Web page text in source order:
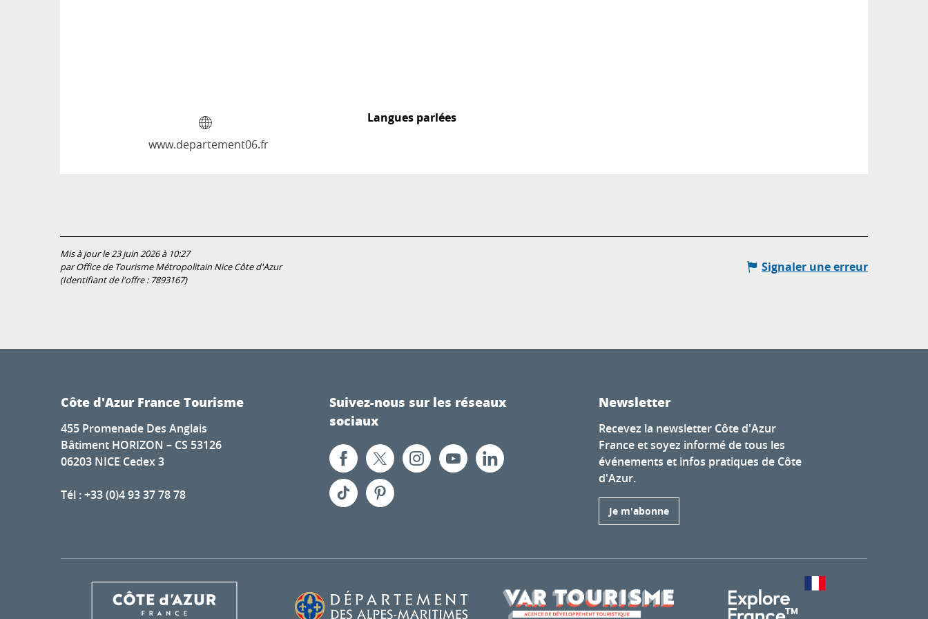
www.departement06.fr
Langues parlées
Langues parlées
Mis à jour le 23 juin 2026 à 10:27
par Office de Tourisme Métropolitain Nice Côte d'Azur
(Identifiant de l'offre : 7893167)
Signaler une erreur
Côte d'Azur France Tourisme
455 Promenade Des Anglais
Bâtiment HORIZON – CS 53126
06203 NICE Cedex 3
Tél : +33 (0)4 93 37 78 78
Suivez-nous sur les réseaux
sociaux
Newsletter
Recevez la newsletter Côte d'Azur
France et soyez informé de tous les
événements et infos pratiques de Côte
d'Azur.
Je m'abonne